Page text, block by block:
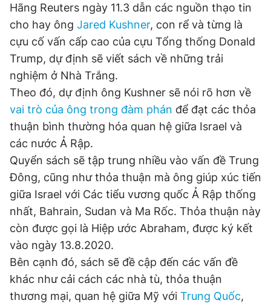
Sản phẩm khác
Tiện ích Bạn cần biết
Thông tin tòa soạn
Đọc Thanh Niên trên điện thoại
Theo dõi báo trên
Hotline
0906 645 777
Liên hệ quảng cáo
0908 780 404
Hãng Reuters ngày 11.3 dẫn các nguồn thạo tin
cho hay ông Jared Kushner, con rể và từng là
cựu cố vấn cấp cao của cựu Tổng thống Donald
Trump, dự định sẽ viết sách về những trải
nghiệm ở Nhà Trắng.
Theo đó, dự định ông Kushner sẽ nói rõ hơn về
vai trò của ông trong đàm phán để đạt các thỏa
thuận bình thường hóa quan hệ giữa Israel và
các nước Ả Rập.
Quyển sách sẽ tập trung nhiều vào vấn đề Trung
Đông, cũng như thỏa thuận mà ông giúp xúc tiến
giữa Israel với Các tiểu vương quốc Ả Rập thống
nhất, Bahrain, Sudan và Ma Rốc. Thỏa thuận này
còn được gọi là Hiệp ước Abraham, được ký kết
vào ngày 13.8.2020.
Bên cạnh đó, sách sẽ đề cập đến các vấn đề
khác như cải cách các nhà tù, thỏa thuận
thương mại, quan hệ giữa Mỹ với Trung Quốc,